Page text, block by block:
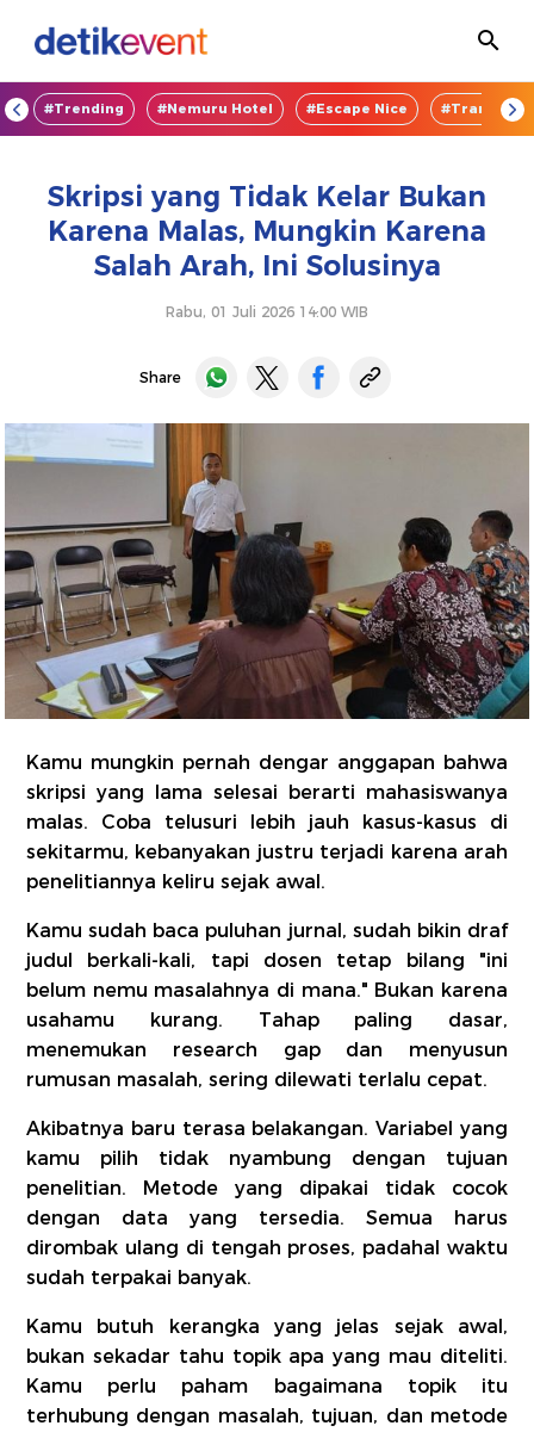
#Trending #Nemuru Hotel #Escape Nice
Skripsi yang Tidak Kelar Bukan
Karena Malas, Mungkin Karena
Salah Arah, Ini Solusinya
Rabu, 01 Juli 2026 14:00 WIB
Share
Kamu mungkin pernah dengar anggapan bahwa
skripsi yang lama selesai berarti mahasiswanya
malas. Coba telusuri lebih jauh kasus-kasus di
sekitarmu, kebanyakan justru terjadi karena arah
penelitiannya keliru sejak awal.
Kamu sudah baca puluhan jurnal, sudah bikin draf
judul berkali-kali, tapi dosen tetap bilang "ini
belum nemu masalahnya di mana." Bukan karena
usahamu kurang. Tahap paling dasar,
menemukan research gap dan menyusun
rumusan masalah, sering dilewati terlalu cepat.
Akibatnya baru terasa belakangan. Variabel yang
kamu pilih tidak nyambung dengan tujuan
penelitian. Metode yang dipakai tidak cocok
dengan data yang tersedia. Semua harus
dirombak ulang di tengah proses, padahal waktu
sudah terpakai banyak.
Kamu butuh kerangka yang jelas sejak awal,
bukan sekadar tahu topik apa yang mau diteliti.
Kamu perlu paham bagaimana topik itu
terhubung dengan masalah, tujuan, dan metode